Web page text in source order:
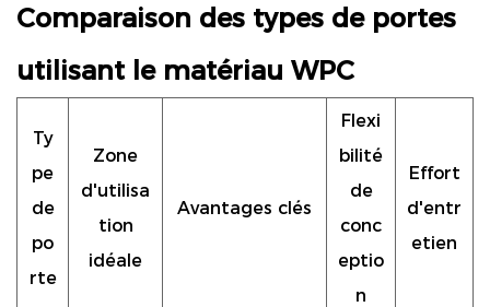
Comparaison des types de portes
utilisant le matériau WPC
Ty
pe
de
po
rte
Zone
d'utilisa
tion
idéale
Avantages clés
Flexi
bilité
de
conc
eptio
n
Effort
d'entr
etien